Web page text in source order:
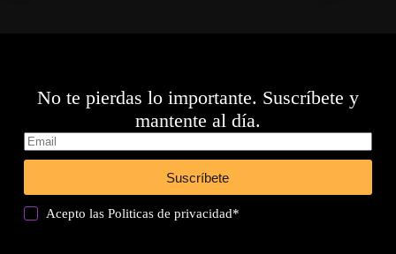
No te pierdas lo importante. Suscríbete y
mantente al día.
Suscríbete
Acepto lasPoliticas de privacidad*